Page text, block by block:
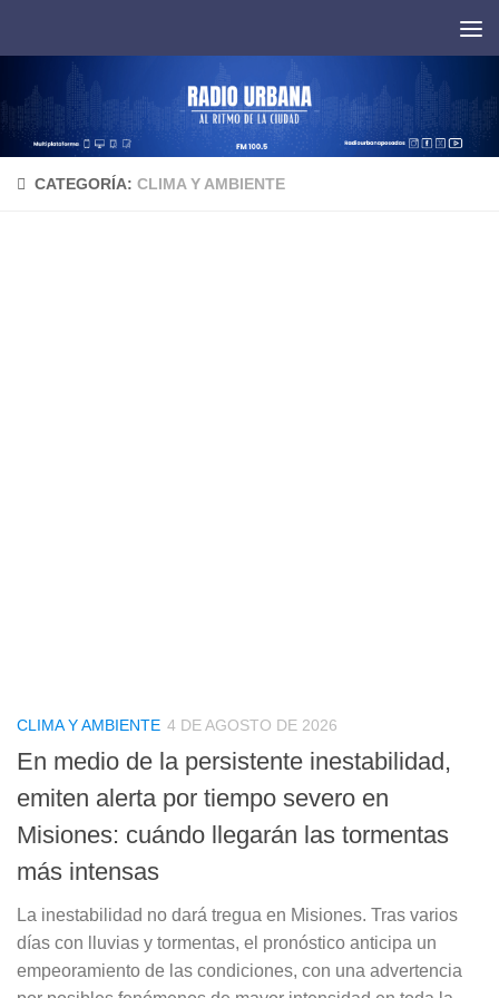
CATEGORÍA: CLIMA Y AMBIENTE
CLIMA Y AMBIENTE 4 DE AGOSTO DE 2026
En medio de la persistente inestabilidad,
emiten alerta por tiempo severo en
Misiones: cuándo llegarán las tormentas
más intensas
La inestabilidad no dará tregua en Misiones. Tras varios
días con lluvias y tormentas, el pronóstico anticipa un
empeoramiento de las condiciones, con una advertencia